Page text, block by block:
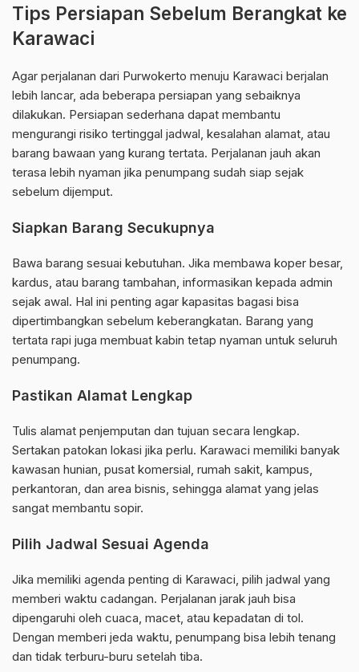
Tips Persiapan Sebelum Berangkat ke
Karawaci
Agar perjalanan dari Purwokerto menuju Karawaci berjalan
lebih lancar, ada beberapa persiapan yang sebaiknya
dilakukan. Persiapan sederhana dapat membantu
mengurangi risiko tertinggal jadwal, kesalahan alamat, atau
barang bawaan yang kurang tertata. Perjalanan jauh akan
terasa lebih nyaman jika penumpang sudah siap sejak
sebelum dijemput.
Siapkan Barang Secukupnya
Bawa barang sesuai kebutuhan. Jika membawa koper besar,
kardus, atau barang tambahan, informasikan kepada admin
sejak awal. Hal ini penting agar kapasitas bagasi bisa
dipertimbangkan sebelum keberangkatan. Barang yang
tertata rapi juga membuat kabin tetap nyaman untuk seluruh
penumpang.
Pastikan Alamat Lengkap
Tulis alamat penjemputan dan tujuan secara lengkap.
Sertakan patokan lokasi jika perlu. Karawaci memiliki banyak
kawasan hunian, pusat komersial, rumah sakit, kampus,
perkantoran, dan area bisnis, sehingga alamat yang jelas
sangat membantu sopir.
Pilih Jadwal Sesuai Agenda
Jika memiliki agenda penting di Karawaci, pilih jadwal yang
memberi waktu cadangan. Perjalanan jarak jauh bisa
dipengaruhi oleh cuaca, macet, atau kepadatan di tol.
Dengan memberi jeda waktu, penumpang bisa lebih tenang
dan tidak terburu-buru setelah tiba.